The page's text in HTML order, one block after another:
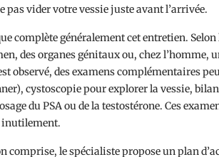
pas vider votre vessie juste avant l’arrivée.
complète généralement cet entretien.
des organes génitaux ou, chez l’homme,
observé, des examens complémentaires
cystoscopie pour explorer la vessie,
du PSA ou de la testostérone. Ces
comprise, le spécialiste propose un plan